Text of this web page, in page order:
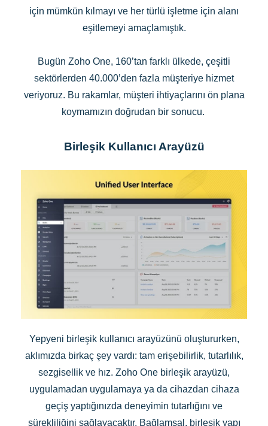
için mümkün kılmayı ve her türlü işletme için alanı
eşitlemeyi amaçlamıştık.
Bugün Zoho One, 160’tan farklı ülkede, çeşitli
sektörlerden 40.000’den fazla müşteriye hizmet
veriyoruz. Bu rakamlar, müşteri ihtiyaçlarını ön plana
koymamızın doğrudan bir sonucu.
Birleşik Kullanıcı Arayüzü
Yepyeni birleşik kullanıcı arayüzünü oluştururken,
aklımızda birkaç şey vardı: tam erişebilirlik, tutarlılık,
sezgisellik ve hız. Zoho One birleşik arayüzü,
uygulamadan uygulamaya ya da cihazdan cihaza
geçiş yaptığınızda deneyimin tutarlığını ve
sürekliliğini sağlayacaktır. Bağlamsal, birleşik yapı